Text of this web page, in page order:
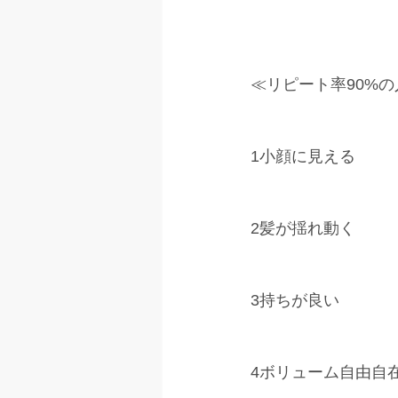
≪リピート率90%
1小顔に見える
2髪が揺れ動く
3持ちが良い
4ボリューム自由自